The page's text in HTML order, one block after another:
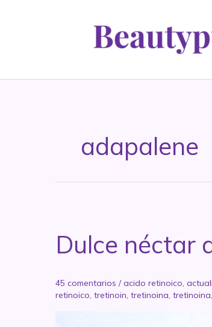
adapalene
Dulce néctar
45 comentarios /acido retinoico,
retinoico, tretinoin, tretinoina, tretinoina,